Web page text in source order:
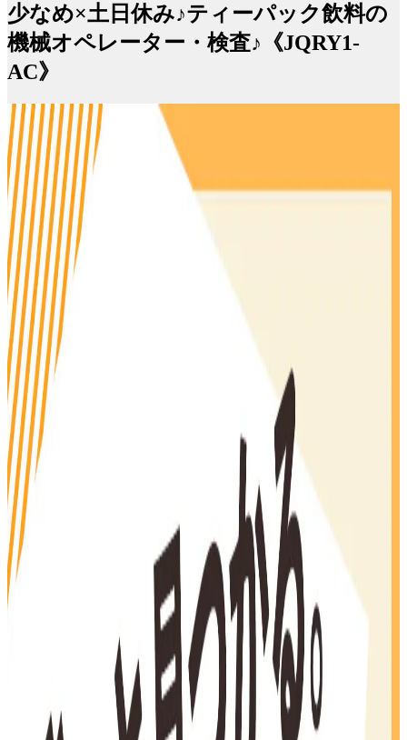
少なめ×土日休み♪ティーパック飲料の
機械オペレーター・検査♪《JQRY1-
AC》